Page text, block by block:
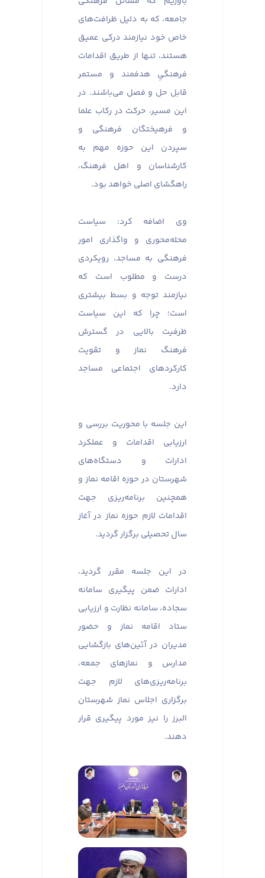
جامعه، که به دلیل ظرافت‌های
خاص خود نیازمند درکی عمیق
هستند، تنها از طریق اقدامات
فرهنگیِ هدفمند و مستمر
قابل حل و فصل می‌باشند. در
این مسیر، حرکت در رکاب علما
و فرهیختگان فرهنگی و
سپردن این حوزه مهم به
کارشناسان و اهل فرهنگ،
راهگشای اصلی خواهد بود.
وی اضافه کرد: سیاست
محله‌محوری و واگذاری امور
فرهنگی به مساجد، رویکردی
درست و مطلوب است که
نیازمند توجه و بسط بیشتری
است؛ چرا که این سیاست
ظرفیت بالایی در گسترش
فرهنگ نماز و تقویت
کارکردهای اجتماعی مساجد
دارد.
این جلسه با محوریت بررسی و
ارزیابی اقدامات و عملکرد
ادارات و دستگاه‌های
شهرستان در حوزه اقامه نماز و
همچنین برنامه‌ریزی جهت
اقدامات لازم حوزه نماز در آغاز
سال تحصیلی برگزار گردید.
در این جلسه مقرر گردید،
ادارات ضمن پیگیری سامانه
سجاده، سامانه نظارت و ارزیابی
ستاد اقامه نماز و حضور
مدیران در آئین‌های بازگشایی
مدارس و نماز‌های جمعه،
برنامه‌ریزی‌های لازم جهت
برگزاری اجلاس نماز شهرستان
البرز را نیز مورد پیگیری قرار
دهند.